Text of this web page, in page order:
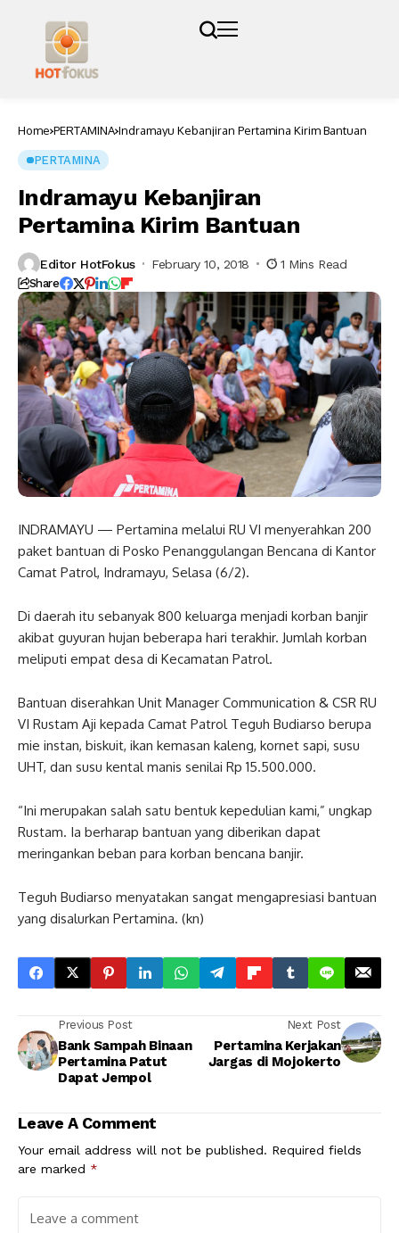
Home PERTAMINA Indramayu Kebanjiran Pertamina Kirim Bantuan
PERTAMINA
Indramayu Kebanjiran
Pertamina Kirim Bantuan
Editor HotFokus February 10, 2018 1 Mins Read
Share
INDRAMAYU — Pertamina melalui RU VI menyerahkan 200
paket bantuan di Posko Penanggulangan Bencana di Kantor
Camat Patrol, Indramayu, Selasa (6/2).
Di daerah itu sebanyak 800 keluarga menjadi korban banjir
akibat guyuran hujan beberapa hari terakhir. Jumlah korban
meliputi empat desa di Kecamatan Patrol.
Bantuan diserahkan Unit Manager Communication & CSR RU
VI Rustam Aji kepada Camat Patrol Teguh Budiarso berupa
mie instan, biskuit, ikan kemasan kaleng, kornet sapi, susu
UHT, dan susu kental manis senilai Rp 15.500.000.
“Ini merupakan salah satu bentuk kepedulian kami,” ungkap
Rustam. Ia berharap bantuan yang diberikan dapat
meringankan beban para korban bencana banjir.
Teguh Budiarso menyatakan sangat mengapresiasi bantuan
yang disalurkan Pertamina. (kn)
Previous Post
Bank Sampah Binaan
Pertamina Patut
Dapat Jempol
Next Post
Pertamina Kerjakan
Jargas di Mojokerto
Leave A Comment
Your email address will not be published. Required fields
are marked *